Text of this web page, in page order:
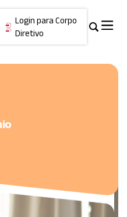
Login para Corpo
Diretivo
Cancelar